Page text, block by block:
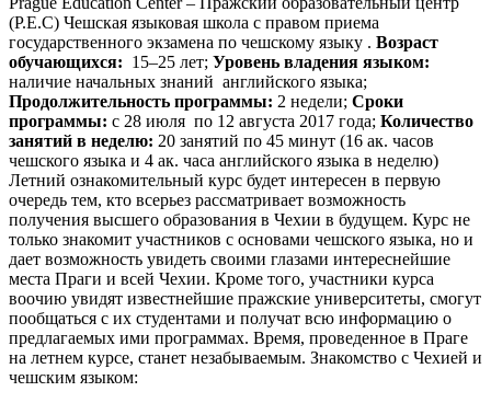
(P.E.C) Чешская языковая школа с правом приема
государственного экзамена по чешскому языку . Возраст
обучающихся: 15–25 лет; Уровень владения языком:
наличие начальных знаний английского языка;
Продолжительность программы: 2 недели; Сроки
программы: с 28 июля по 12 августа 2017 года; Количество
занятий в неделю: 20 занятий по 45 минут (16 ак. часов
чешского языка и 4 ак. часа английского языка в неделю)
Летний ознакомительный курс будет интересен в первую
очередь тем, кто всерьез рассматривает возможность
получения высшего образования в Чехии в будущем. Курс не
только знакомит участников с основами чешского языка, но и
дает возможность увидеть своими глазами интереснейшие
места Праги и всей Чехии. Кроме того, участники курса
воочию увидят известнейшие пражские университеты, смогут
пообщаться с их студентами и получат всю информацию о
предлагаемых ими программах. Время, проведенное в Праге
на летнем курсе, станет незабываемым. Знакомство с Чехией и
чешским языком: